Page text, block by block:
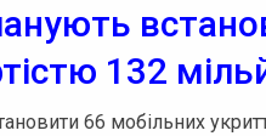
132
66 мобільних